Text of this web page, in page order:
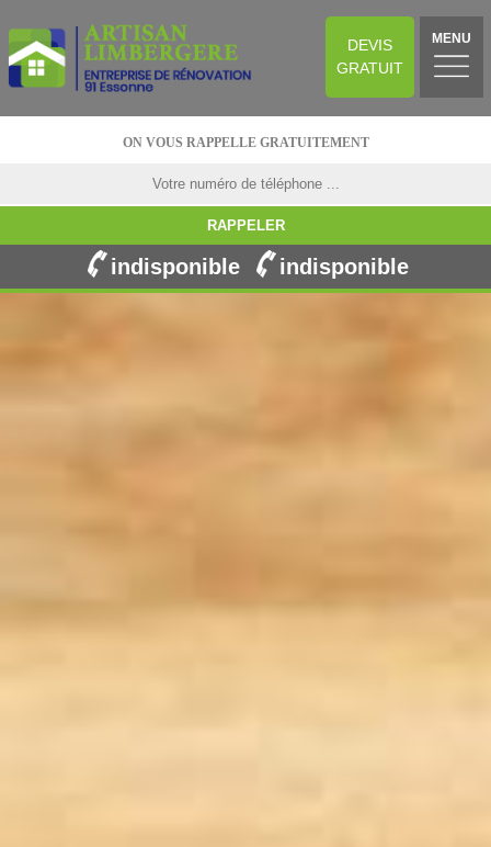
DEVIS
GRATUIT
MENU
ON VOUS RAPPELLE GRATUITEMENT
indisponible indisponible